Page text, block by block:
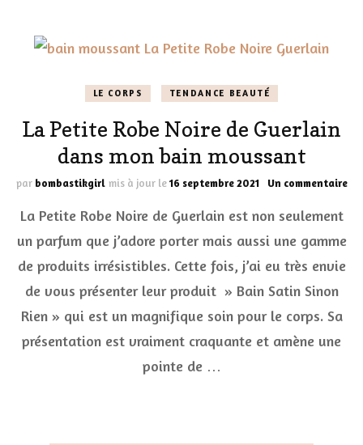
LE CORPS TENDANCE BEAUTÉ
La Petite Robe Noire de Guerlain
dans mon bain moussant
par bombastikgirl mis à jour le16 septembre 2021 Un commentairesur
La Petite Robe Noire de Guerlain est non seulement
un parfum que j’adore porter mais aussi une gamme
de produits irrésistibles. Cette fois, j’ai eu très envie
de vous présenter leur produit » Bain Satin Sinon
Rien » qui est un magnifique soin pour le corps. Sa
présentation est vraiment craquante et amène une
pointe de …